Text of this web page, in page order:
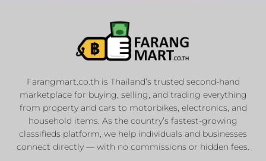
List Your
Properties
Private Sellers
Real Estate Agents
Sale & Rent
Farangmart.co.th is Thailand’s trusted second-hand
marketplace for buying, selling, and trading everything
from property and cars to motorbikes, electronics, and
household items. As the country’s fastest-growing
classifieds platform, we help individuals and businesses
connect directly — with no commissions or hidden fees.